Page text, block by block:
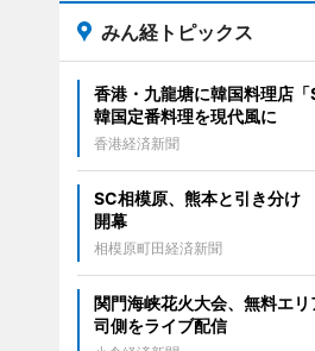
みん経トピックス
香港・九龍塘に韓国料理店
韓国定番料理を現代風に
香港経済新聞
SC相模原、熊本と引き分
開幕
相模原町田経済新聞
関門海峡花火大会、無料エリ
司側をライブ配信